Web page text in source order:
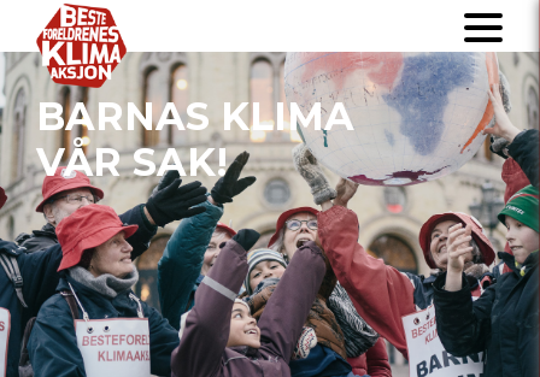
BARNAS KLIMA
VÅR SAK!